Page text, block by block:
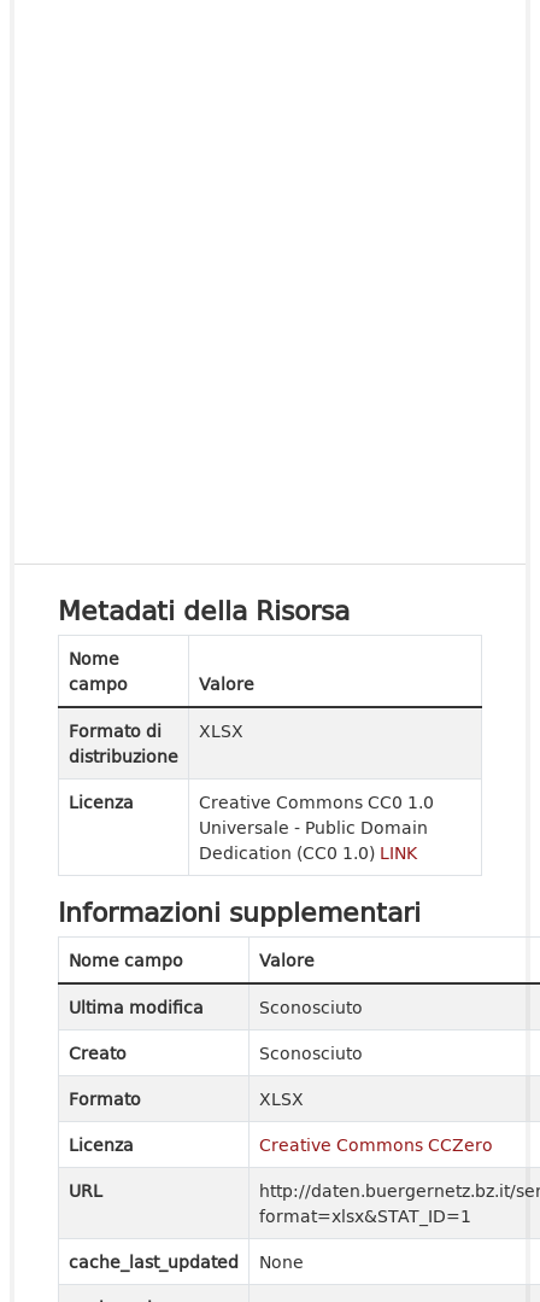
Metadati della Risorsa
Nome
campo
Valore
Formato di
distribuzione
XLSX
Licenza
Creative Commons CC0 1.0
Universale - Public Domain
Dedication (CC0 1.0) LINK
Informazioni supplementari
Nome campo
Valore
Ultima modifica
Sconosciuto
Creato
Sconosciuto
Formato
XLSX
Licenza
Creative Commons CCZero
URL
http://daten.buergernetz.bz.it/
format=xlsx&STAT_ID=1
cache_last_updated
None